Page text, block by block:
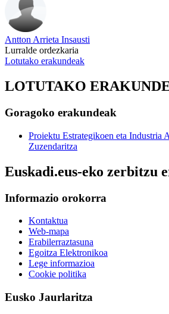
Antton Arrieta Insausti
Lurralde ordezkaria
Lotutako erakundeak
LOTUTAKO
Goragoko erakundeak
Proiektu Estrategikoen eta Industria
Zuzendaritza
Euskadi.eus-eko zerbitzu
Informazio orokorra
Kontaktua
Web-mapa
Erabilerraztasuna
Egoitza Elektronikoa
Lege informazioa
Cookie politika
Eusko Jaurlaritza